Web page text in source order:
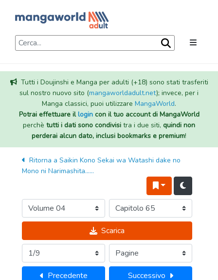
Tutti i Doujinshi e Manga per adulti (+18) sono stati trasferiti
sul nostro nuovo sito (mangaworldadult.net); invece, per i
Manga classici, puoi utilizzare MangaWorld.
Potrai effettuare illogincon il tuo account di MangaWorld
perchè tutti i dati sono condivisi tra i due siti, quindi non
perderai alcun dato, inclusi bookmarks e premium!
Ritorna a Saikin Kono Sekai wa Watashi dake no
Mono ni Narimashita......
Scarica
Precedente Successivo